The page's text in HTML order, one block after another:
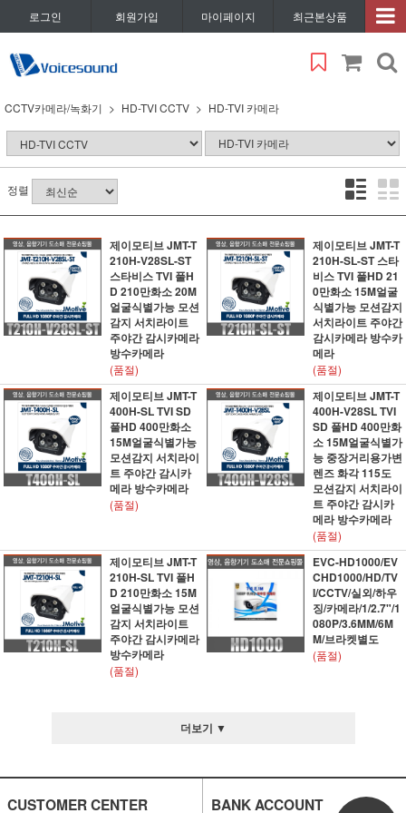
로그인 회원가입 마이페이지 최근본상품
CCTV카메라/녹화기 HD-TVI CCTV HD-TVI 카메라
정렬
제이모티브 JMT-T
210H-V28SL-ST
스타비스 TVI 풀H
D 210만화소 20M
얼굴식별가능 모션
감지 서치라이트
주야간 감시카메라
방수카메라
(품절)
제이모티브 JMT-T
210H-SL-ST 스타
비스 TVI 풀HD 21
0만화소 15M얼굴
식별가능 모션감지
서치라이트 주야간
감시카메라 방수카
메라
(품절)
제이모티브 JMT-T
400H-SL TVI SD
풀HD 400만화소
15M얼굴식별가능
모션감지 서치라이
트 주야간 감시카
메라 방수카메라
(품절)
제이모티브 JMT-T
400H-V28SL TVI
SD 풀HD 400만화
소 15M얼굴식별가
능 중장거리용가변
렌즈 화각 115도
모션감지 서치라이
트 주야간 감시카
메라 방수카메라
(품절)
제이모티브 JMT-T
210H-SL TVI 풀H
D 210만화소 15M
얼굴식별가능 모션
감지 서치라이트
주야간 감시카메라
방수카메라
(품절)
EVC-HD1000/EV
CHD1000/HD/TV
I/CCTV/실외/하우
징/카메라/1/2.7"/1
080P/3.6MM/6M
M/브라켓별도
(품절)
더보기 ▼
CUSTOMER CENTER BANK ACCOUNT